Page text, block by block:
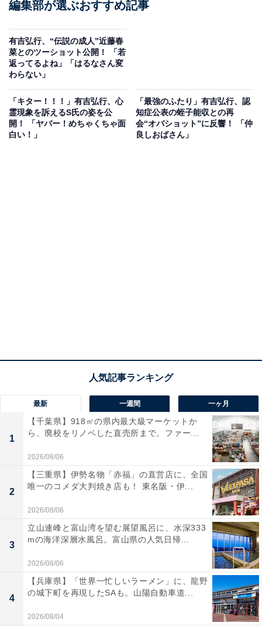
編集部が選ぶおすすめ記事
有吉弘行、“伝説の成人”近藤春
菜とのツーショット公開！ 「若
返ってるよね」「はるなさん変
わらない」
「キター！！！」有吉弘行、心
霊現象を訴えるS氏の姿を公
開！ 「ヤバー！めちゃくちゃ面
白い！」
「最強のふたり」有吉弘行、認
知症公表の蛭子能収との再
会“オバショット”に反響！ 「仲
良しおばさん」
最新 一週間 一ヶ月
1
【千葉県】918㎡の県内最大級マーケットか
ら、廃校をリノベした直売所まで。ファー...
2026/08/06
2
【三重県】伊勢名物「赤福」の直営店に、全国
唯一のコメダ大判焼き店も！ 東名阪・伊...
2026/08/06
3
立山連峰と富山湾を望む展望風呂に、水深333
mの海洋深層水風呂。富山県の人気日帰...
2026/08/06
4
【兵庫県】「世界一忙しいラーメン」に、龍野
の城下町を再現したSAも。山陽自動車道...
2026/08/04